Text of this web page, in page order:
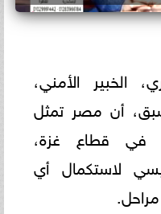
الخبير الأمني،
أن مصر تمثل
في قطاع غزة،
لاستكمال أي